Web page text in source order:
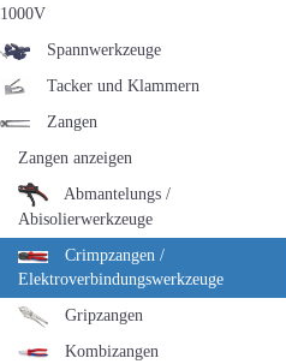
1000V
Spannwerkzeuge
Tacker und Klammern
Zangen
Zangen anzeigen
Abmantelungs /
Abisolierwerkzeuge
Crimpzangen /
Elektroverbindungswerkzeuge
Gripzangen
Kombizangen